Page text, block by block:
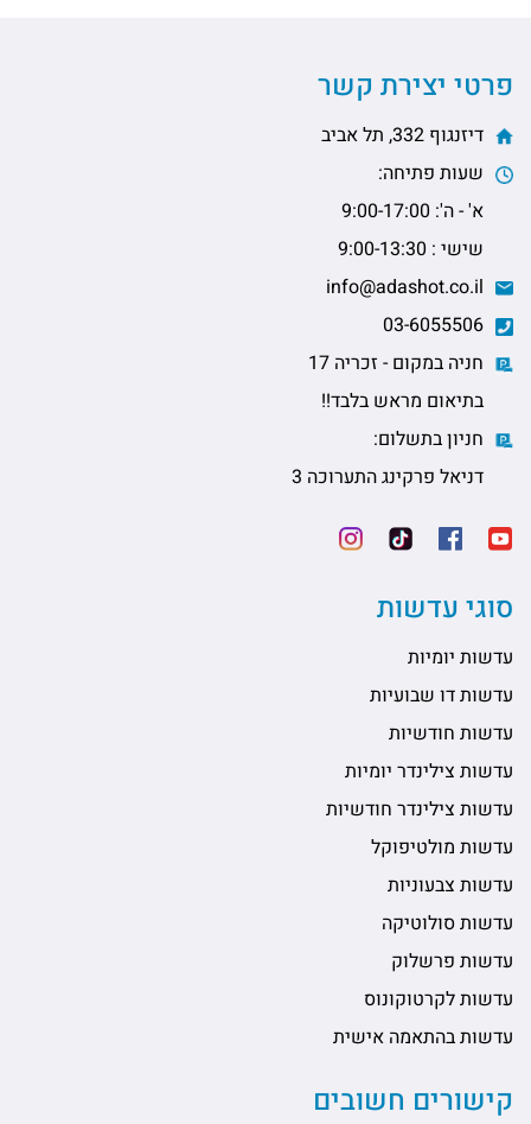
פרטי יצירת קשר
דיזנגוף 332, תל אביב
שעות פתיחה:
א' - ה': 9:00-17:00
שישי : 9:00-13:30
חניה במקום - זכריה 17
בתיאום מראש בלבד!!
חניון בתשלום:
דניאל פרקינג התערוכה 3
סוגי עדשות
עדשות יומיות
עדשות דו שבועיות
עדשות חודשיות
עדשות צילינדר יומיות
עדשות צילינדר חודשיות
עדשות מולטיפוקל
עדשות צבעוניות
עדשות סולוטיקה
עדשות פרשלוק
עדשות לקרטוקונוס
עדשות בהתאמה אישית
קישורים חשובים